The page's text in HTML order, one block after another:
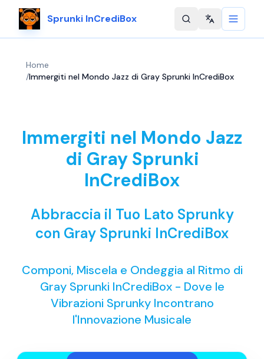
Sprunki InCrediBox Change
Home
/Immergiti nel Mondo Jazz di Gray Sprunki InCrediBox
Immergiti nel Mondo Jazz
di Gray Sprunki
InCrediBox
Abbraccia il Tuo Lato Sprunky
con Gray Sprunki InCrediBox
Componi, Miscela e Ondeggia al Ritmo di
Gray Sprunki InCrediBox - Dove le
Vibrazioni Sprunky Incontrano
l'Innovazione Musicale